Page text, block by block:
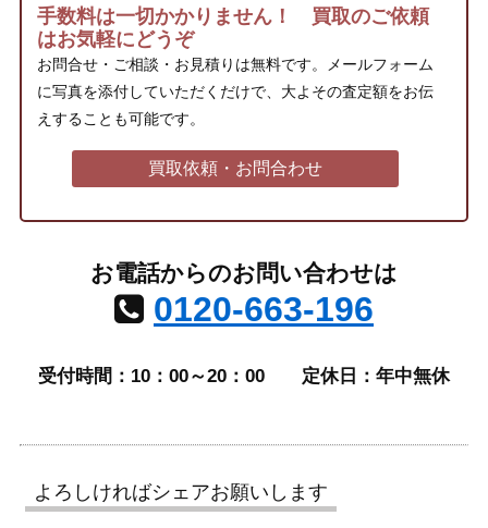
手数料は一切かかりません！ 買取のご依頼
はお気軽にどうぞ
お問合せ・ご相談・お見積りは無料です。メールフォーム
に写真を添付していただくだけで、大よその査定額をお伝
えすることも可能です。
買取依頼・お問合わせ
お電話からのお問い合わせは
0120-663-196
受付時間：10：00～20：00 定休日：年中無休
よろしければシェアお願いします